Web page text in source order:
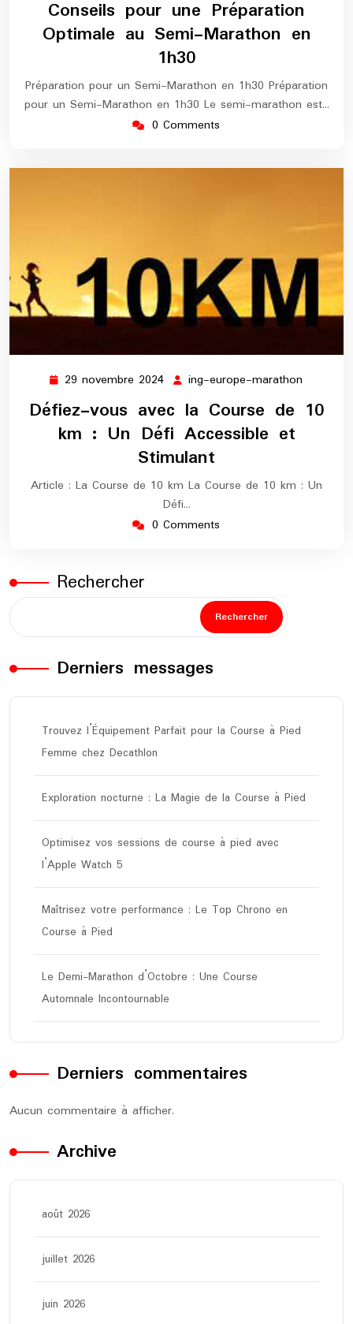
2025
marathon
Conseils pour une Préparation
Optimale au Semi-Marathon en
1h30
Préparation pour un Semi-Marathon en 1h30 Préparation
pour un Semi-Marathon en 1h30 Le semi-marathon est…
0 Comments
29 novembre 2024 29
novembre
2024
ing-europe-marathon
europe-
marathon
Défiez-vous avec la Course de 10
km : Un Défi Accessible et
Stimulant
Article : La Course de 10 km La Course de 10 km : Un
Défi…
0 Comments
Rechercher
Rechercher
Derniers messages
Trouvez l’Équipement Parfait pour la Course à Pied
Femme chez Decathlon
Exploration nocturne : La Magie de la Course à Pied
Optimisez vos sessions de course à pied avec
l’Apple Watch 5
Maîtrisez votre performance : Le Top Chrono en
Course à Pied
Le Demi-Marathon d’Octobre : Une Course
Automnale Incontournable
Derniers commentaires
Aucun commentaire à afficher.
Archive
août 2026
juillet 2026
juin 2026